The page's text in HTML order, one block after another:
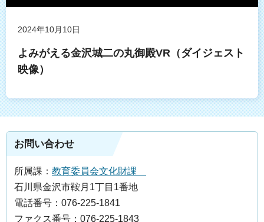
2024年10月10日
よみがえる金沢城二の丸御殿VR（ダイジェスト
映像）
お問い合わせ
所属課： 教育委員会文化財課
石川県金沢市鞍月1丁目1番地
電話番号：076-225-1841
ファクス番号：076-225-1843